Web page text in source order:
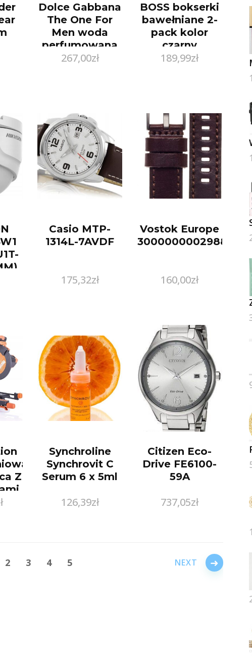
Dolce Gabbana
The One For
Men woda
perfumowana
100ml
267,00zł
BOSS bokserki
bawełniane 2-
pack kolor
czarny
189,99zł
Casio MTP-
1314L-7AVDF
175,32zł
Vostok Europe
3000000002988
160,00zł
Z
Synchroline
Synchrovit C
Serum 6 x 5ml
126,39zł
Citizen Eco-
Drive FE6100-
59A
737,05zł
2 3 4 5 →